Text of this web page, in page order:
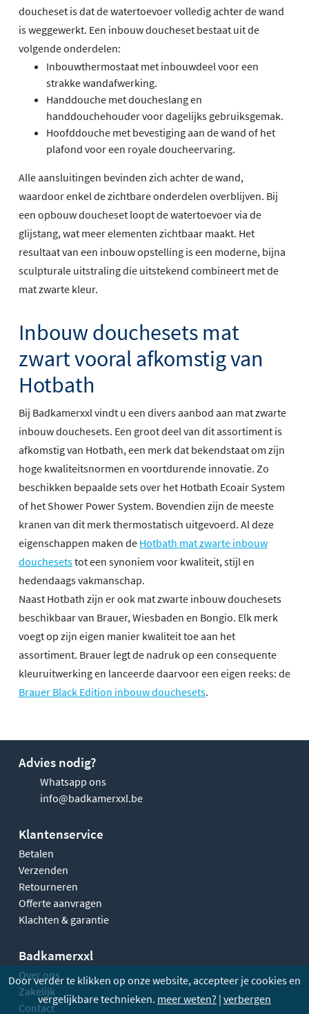
Door verder te klikken op onze website, accepteer je cookies en
vergelijkbare technieken. meer weten? | verbergen
doucheset is dat de watertoevoer volledig achter de wand
is weggewerkt. Een inbouw doucheset bestaat uit de
volgende onderdelen:
Inbouwthermostaat met inbouwdeel voor een
strakke wandafwerking.
Handdouche met doucheslang en
handdouchehouder voor dagelijks gebruiksgemak.
Hoofddouche met bevestiging aan de wand of het
plafond voor een royale doucheervaring.
Alle aansluitingen bevinden zich achter de wand,
waardoor enkel de zichtbare onderdelen overblijven. Bij
een opbouw doucheset loopt de watertoevoer via de
glijstang, wat meer elementen zichtbaar maakt. Het
resultaat van een inbouw opstelling is een moderne, bijna
sculpturale uitstraling die uitstekend combineert met de
mat zwarte kleur.
Inbouw douchesets mat
zwart vooral afkomstig van
Hotbath
Bij Badkamerxxl vindt u een divers aanbod aan mat zwarte
inbouw douchesets. Een groot deel van dit assortiment is
afkomstig van Hotbath, een merk dat bekendstaat om zijn
hoge kwaliteitsnormen en voortdurende innovatie. Zo
beschikken bepaalde sets over het Hotbath Ecoair System
of het Shower Power System. Bovendien zijn de meeste
kranen van dit merk thermostatisch uitgevoerd. Al deze
eigenschappen maken de Hotbath mat zwarte inbouw
douchesetstot een synoniem voor kwaliteit, stijl en
hedendaags vakmanschap.
Naast Hotbath zijn er ook mat zwarte inbouw douchesets
beschikbaar van Brauer, Wiesbaden en Bongio. Elk merk
voegt op zijn eigen manier kwaliteit toe aan het
assortiment. Brauer legt de nadruk op een consequente
kleuruitwerking en lanceerde daarvoor een eigen reeks: de
Brauer Black Edition inbouw douchesets.
Advies nodig?
Whatsapp ons
info@badkamerxxl.be
Klantenservice
Betalen
Verzenden
Retourneren
Offerte aanvragen
Klachten & garantie
Badkamerxxl
Over ons
Zakelijk
Contact